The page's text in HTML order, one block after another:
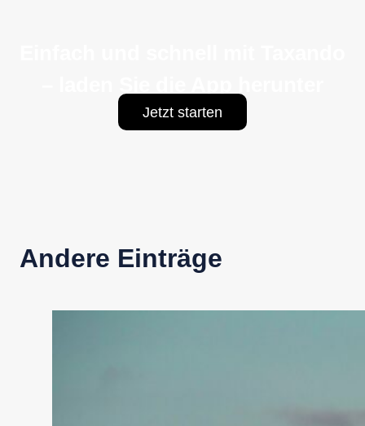
Jetzt starten
Andere Einträge